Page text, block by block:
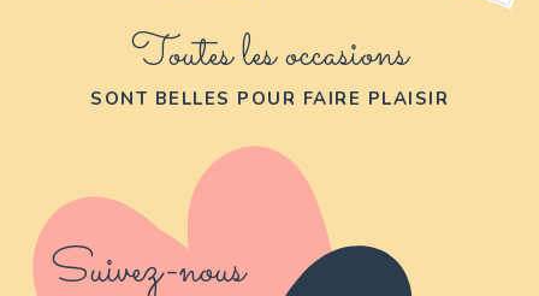
Toutes les occasions
SONT BELLES POUR FAIRE PLAISIR
Suivez-nous